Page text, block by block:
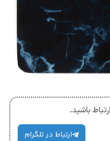
باشید.
ارتباط در تلگرام